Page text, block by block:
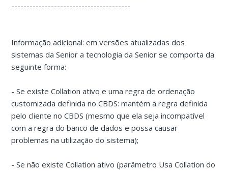
---------------------------------------
Informação adicional: em versões atualizadas dos
sistemas da Senior a tecnologia da Senior se comporta da
seguinte forma:
- Se existe Collation ativo e uma regra de ordenação
customizada definida no CBDS: mantém a regra definida
pelo cliente no CBDS (mesmo que ela seja incompatível
com a regra do banco de dados e possa causar
problemas na utilização do sistema);
- Se não existe Collation ativo (parâmetro Usa Collation do